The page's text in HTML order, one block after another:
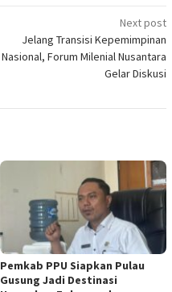
Next post
Jelang Transisi Kepemimpinan
Nasional, Forum Milenial Nusantara
Gelar Diskusi
Pemkab PPU Siapkan Pulau
Gusung Jadi Destinasi